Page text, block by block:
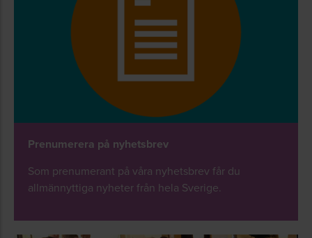
Prenumerera på nyhetsbrev
Som prenumerant på våra nyhetsbrev får du
allmännyttiga nyheter från hela Sverige.